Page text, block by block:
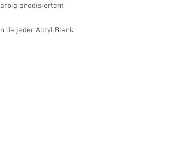
anodisiertem
da jeder Acryl Blank